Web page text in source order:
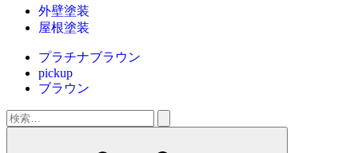
外壁塗装
屋根塗装
プラチナブラウン
pickup
ブラウン
検
索: